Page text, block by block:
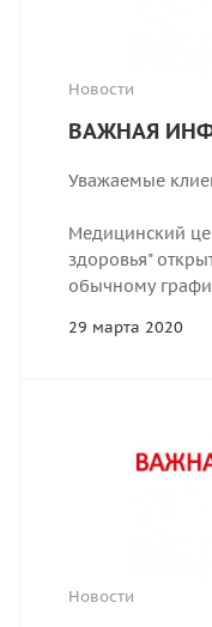
Новости
ВАЖНАЯ
Уважаемые
Медицинский
здоровья"
обычному
29 марта 2020
Новости